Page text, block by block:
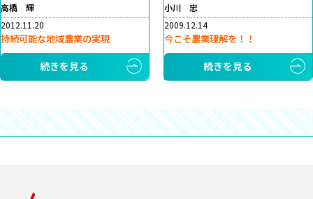
高橋 輝
2012.11.20
持続可能な地域農業の実現
続きを見る
小川 忠
2009.12.14
今こそ農業理解を！！
続きを見る